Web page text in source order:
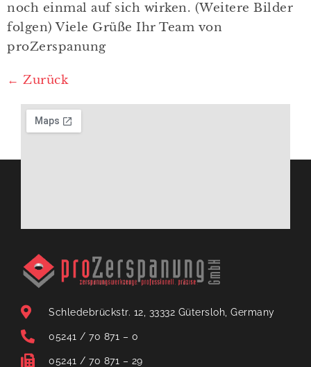
noch einmal auf sich wirken. (Weitere Bilder
folgen) Viele Grüße Ihr Team von
proZerspanung
← Zurück
Schledebrückstr. 12, 33332 Gütersloh, Germany
05241 / 70 871 – 0
05241 / 70 871 – 29